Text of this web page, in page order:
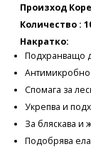
Произход
Количество :
Накратко:
Подхранващо
Антимикробно
Спомага за
Укрепва и
За бляскава и
Подобрява